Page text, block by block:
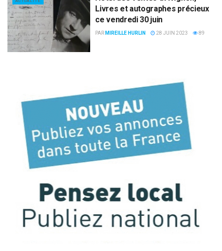
Livres et autographes précieux
ce vendredi 30 juin
PAR MIREILLE HURLIN 28 JUIN 2023 89